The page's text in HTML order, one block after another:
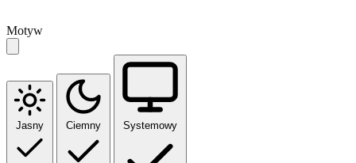
Motyw
Jasny Ciemny Systemowy